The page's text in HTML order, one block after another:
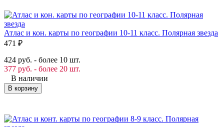
Атлас и кон. карты по географии 10-11 класс. Полярная звезда
471 ₽
424 руб. - более 10 шт.
377 руб. - более 20 шт.
В наличии
В корзину